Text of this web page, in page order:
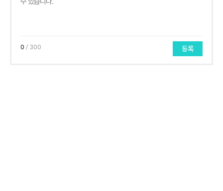
0 / 300 등록